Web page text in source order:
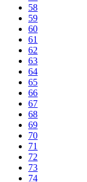
58
59
60
61
62
63
64
65
66
67
68
69
70
71
72
73
74